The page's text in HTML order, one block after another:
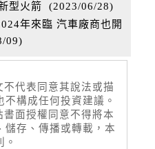
型火箭 (2023/06/28)
年來臨 汽車廠商也開
09)
代表同意其說法或描
構成任何投資建議。
面授權同意不得將本
儲存、傳播或轉載，本